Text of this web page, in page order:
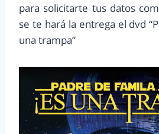
para solicitarte tus datos
se te hará la entrega el dvd
una trampa”